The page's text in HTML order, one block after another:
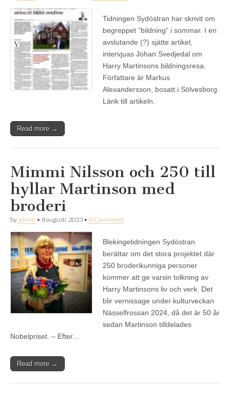
Tidningen Sydöstran har skrivit om
begreppet ”bildning” i sommar. I en
avslutande (?) sjätte artikel,
intervjuas Johan Svedjedal om
Harry Martinsons bildningsresa.
Författare är Markus
Alexandersson, bosatt i Sölvesborg.
Länk till artikeln.
Read more →
Mimmi Nilsson och 250 till
hyllar Martinson med
broderi
byadmin • 8 augusti, 2023 • 0 Comments
Blekingetidningen Sydöstran
berättar om det stora projektet där
250 broderikunniga personer
kommer att ge varsin tolkning av
Harry Martinsons liv och verk. Det
blir vernissage under kulturveckan
Nässelfrossan 2024, då det är 50 år
sedan Martinson tilldelades
Nobelpriset. – Efter…
Read more →